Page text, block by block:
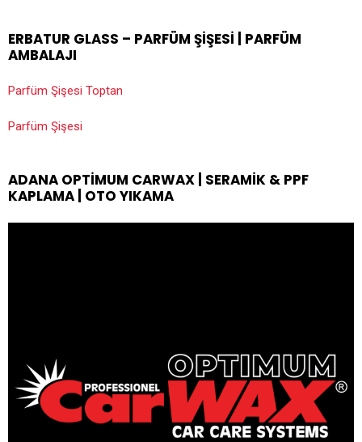
ERBATUR GLASS – PARFÜM ŞIŞESI | PARFÜM
AMBALAJI
Parfüm Şişesi Toptan
Parfüm Şişesi
ADANA OPTIMUM CARWAX | SERAMIK & PPF
KAPLAMA | OTO YIKAMA